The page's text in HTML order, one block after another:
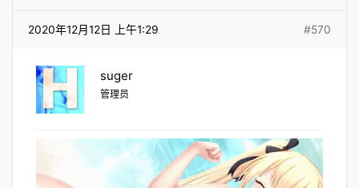
2020年12月12日 上午1:29 #570
suger
管理员